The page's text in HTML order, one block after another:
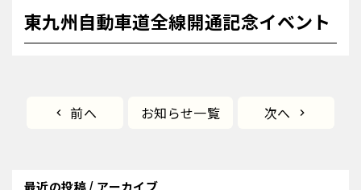
東九州自動車道全線開通記念イベント
前へ お知らせ一覧 次へ
最近の投稿 / アーカイブ